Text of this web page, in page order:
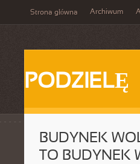
Strona główna Archiwum
PODZIELĘ
BUDYNEK
TO BUDYNEK